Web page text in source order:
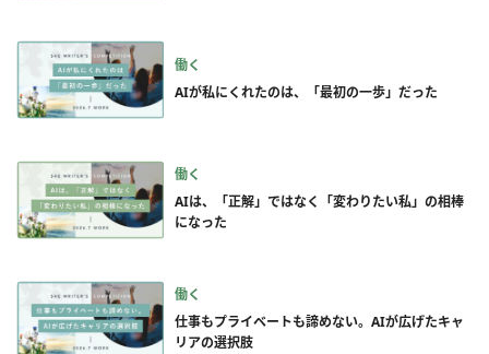
働く
AIが私にくれたのは、「最初の一歩」だった
働く
AIは、「正解」ではなく「変わりたい私」の相棒
になった
働く
仕事もプライベートも諦めない。AIが広げたキャ
リアの選択肢